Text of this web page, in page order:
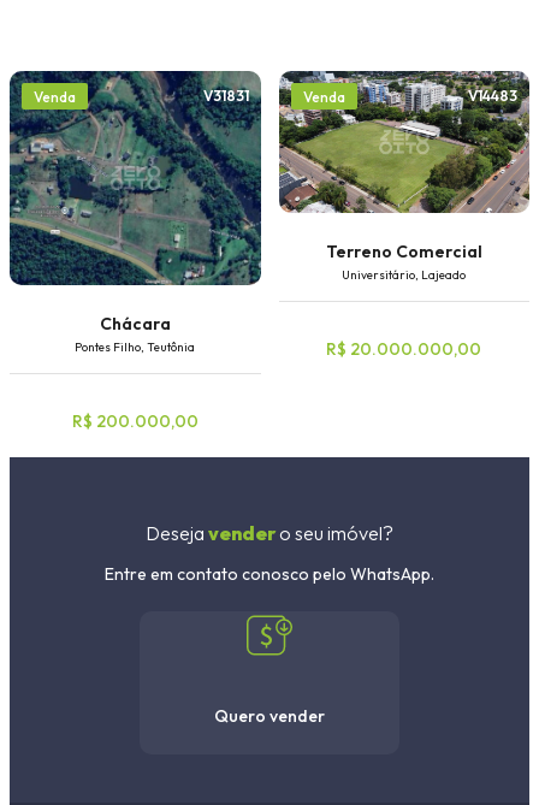
Venda V31831
Chácara
Pontes Filho, Teutônia
R$ 200.000,00
Venda V14483
Terreno Comercial
Universitário, Lajeado
R$ 20.000.000,00
Deseja vendero seu imóvel?
Entre em contato conosco pelo WhatsApp.
Quero vender